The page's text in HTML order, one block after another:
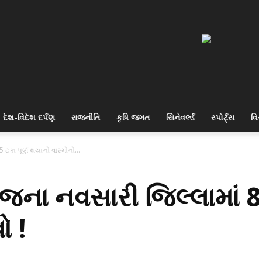
દેશ-વિદેશ દર્પણ રાજનીતિ કૃષિ જગત સિનેવર્લ્ડ સ્પોર્ટ્સ
પૂર્ણ થયાનો વાસ્મોનો...
નવસારી જિલ્લામાં
!